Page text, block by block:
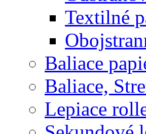
Textilné
Baliace
Baliace,
Lepiace